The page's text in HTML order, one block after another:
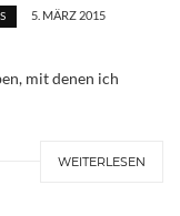
5. MÄRZ 2015
mit denen ich
WEITERLESEN